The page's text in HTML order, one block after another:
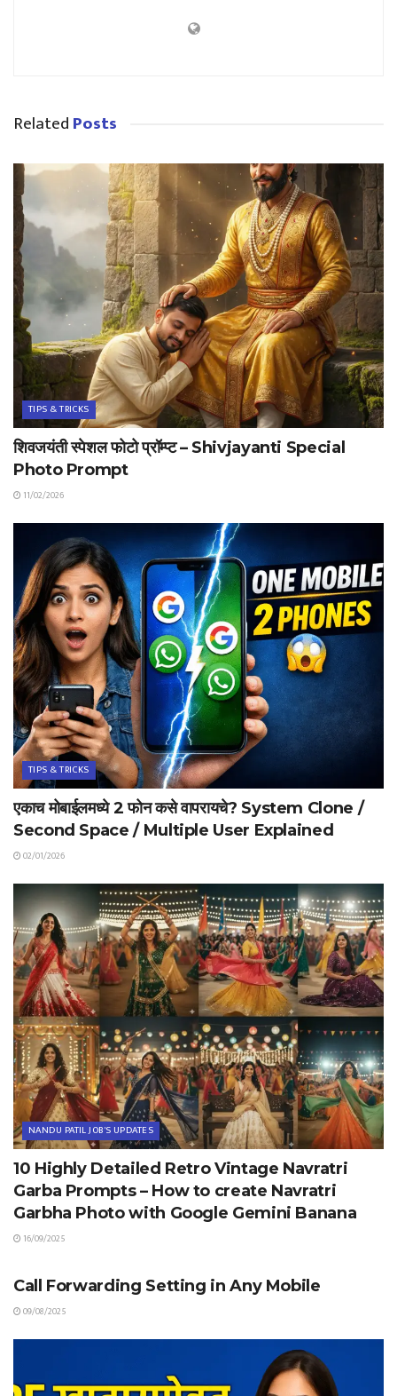
RelatedPosts
TIPS & TRICKS
शिवजयंती स्पेशल फोटो प्रॉम्प्ट – Shivjayanti Special
Photo Prompt
11/02/2026
TIPS & TRICKS
एकाच मोबाईलमध्ये 2 फोन कसे वापरायचे? System Clone /
Second Space / Multiple User Explained
02/01/2026
NANDU PATIL JOB'S UPDATES
10 Highly Detailed Retro Vintage Navratri
Garba Prompts – How to create Navratri
Garbha Photo with Google Gemini Banana
16/09/2025
TIPS & TRICKS
Call Forwarding Setting in Any Mobile
09/08/2025